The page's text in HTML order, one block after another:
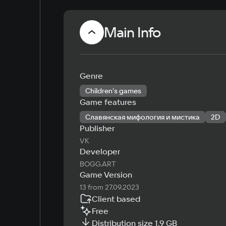
Main Info
Genre
Children’s games
Game features
Славянская мифология и мистика 2D
Publisher
VK
Developer
BOGG.ART
Game Version
13 from 27.09.2023
Client based
Free
Distribution size 1.9 GB